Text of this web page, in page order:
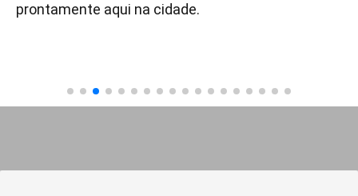
prontamente aqui na cidade.